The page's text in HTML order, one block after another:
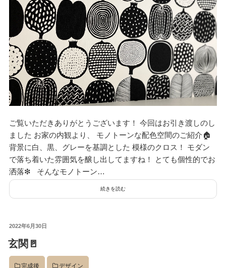
ご覧いただきありがとうございます！ 今回はお引き渡しのし
ました お家の内観より、 モノトーンな配色空間のご紹介🏠
背景に白、黒、グレーを基調とした 模様のクロス！ モダン
で落ち着いた雰囲気を醸し出してますね！ とても個性的でお
洒落❇ そんなモノトーン…
続きを読む
投
日:
2022年6月30日
玄関🚪
完成後 デザイン
社長のコラム
店舗
デザイン
設計グループ
新商品
ホームページ